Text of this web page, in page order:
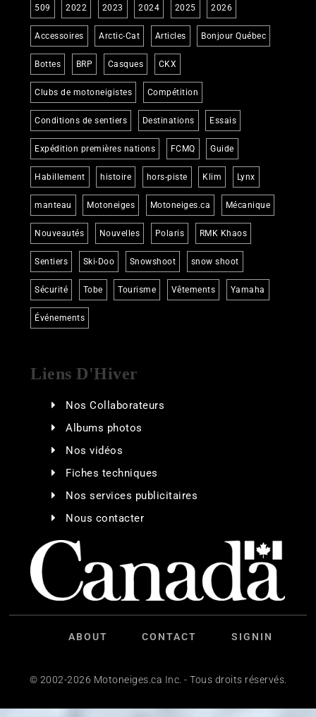
509 2022 2023 2024 2025 2026
Accessoires Arctic-Cat Articles Bonjour Québec
Bottes BRP Casques CKX
Clubs de motoneigistes Compétition
Conditions de sentiers Destinations Essais
Expédition premières nations FCMQ Guide
Habillement histoire hors-piste Klim Lynx
manteau Motoneiges Motoneiges.ca Mécanique
Nouveautés Nouvelles Polaris RMK Khaos
Sentiers Ski-Doo Snowshoot snow shoot
Sécurité Tobe Tourisme Vêtements Yamaha
Événements
Liens D'Hiver
Nos Collaborateurs
Albums photos
Nos vidéos
Fiches techniques
Nos services publicitaires
Nous contacter
ABOUT CONTACT SIGNIN
© 2002-2026 Motoneiges.ca Inc. - Tous droits réservés.